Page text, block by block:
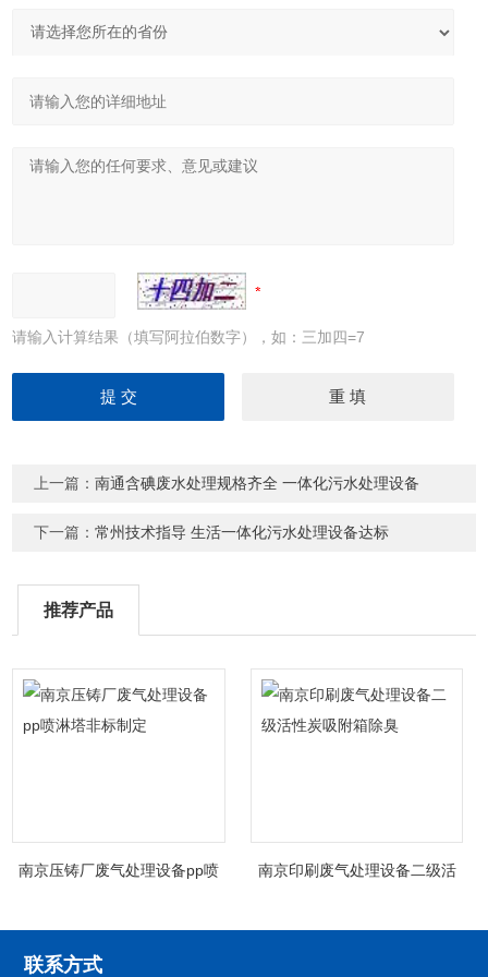
请输入计算结果（填写阿拉伯数字），如：三加四=7
上一篇：南通含碘废水处理规格齐全 一体化污水处理设备
下一篇：常州技术指导 生活一体化污水处理设备达标
推荐产品
南京压铸厂废气处理设备pp喷
南京印刷废气处理设备二级活
联系方式